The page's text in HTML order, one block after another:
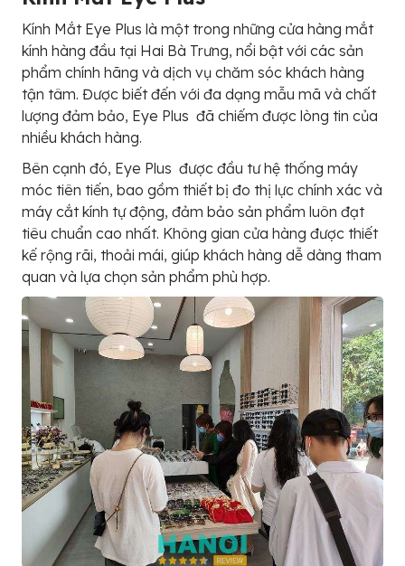
Kính Mắt Eye Plus là một trong những cửa hàng mắt
kính hàng đầu tại Hai Bà Trưng, nổi bật với các sản
phẩm chính hãng và dịch vụ chăm sóc khách hàng
tận tâm. Được biết đến với đa dạng mẫu mã và chất
lượng đảm bảo, Eye Plus đã chiếm được lòng tin của
nhiều khách hàng.
Bên cạnh đó, Eye Plus được đầu tư hệ thống máy
móc tiên tiến, bao gồm thiết bị đo thị lực chính xác và
máy cắt kính tự động, đảm bảo sản phẩm luôn đạt
tiêu chuẩn cao nhất. Không gian cửa hàng được thiết
kế rộng rãi, thoải mái, giúp khách hàng dễ dàng tham
quan và lựa chọn sản phẩm phù hợp.